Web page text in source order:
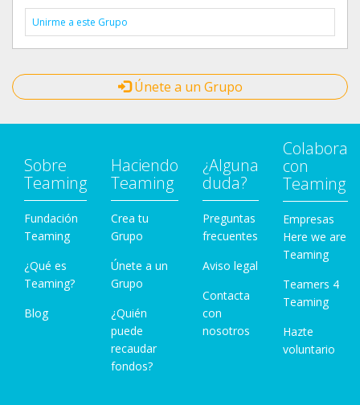
Unirme a este Grupo
Únete a un Grupo
Sobre
Teaming
Fundación
Teaming
¿Qué es
Teaming?
Blog
Haciendo
Teaming
Crea tu
Grupo
Únete a un
Grupo
¿Quién
puede
recaudar
fondos?
¿Alguna
duda?
Preguntas
frecuentes
Aviso legal
Contacta
con
nosotros
Colabora
con
Teaming
Empresas
Here we are
Teaming
Teamers 4
Teaming
Hazte
voluntario